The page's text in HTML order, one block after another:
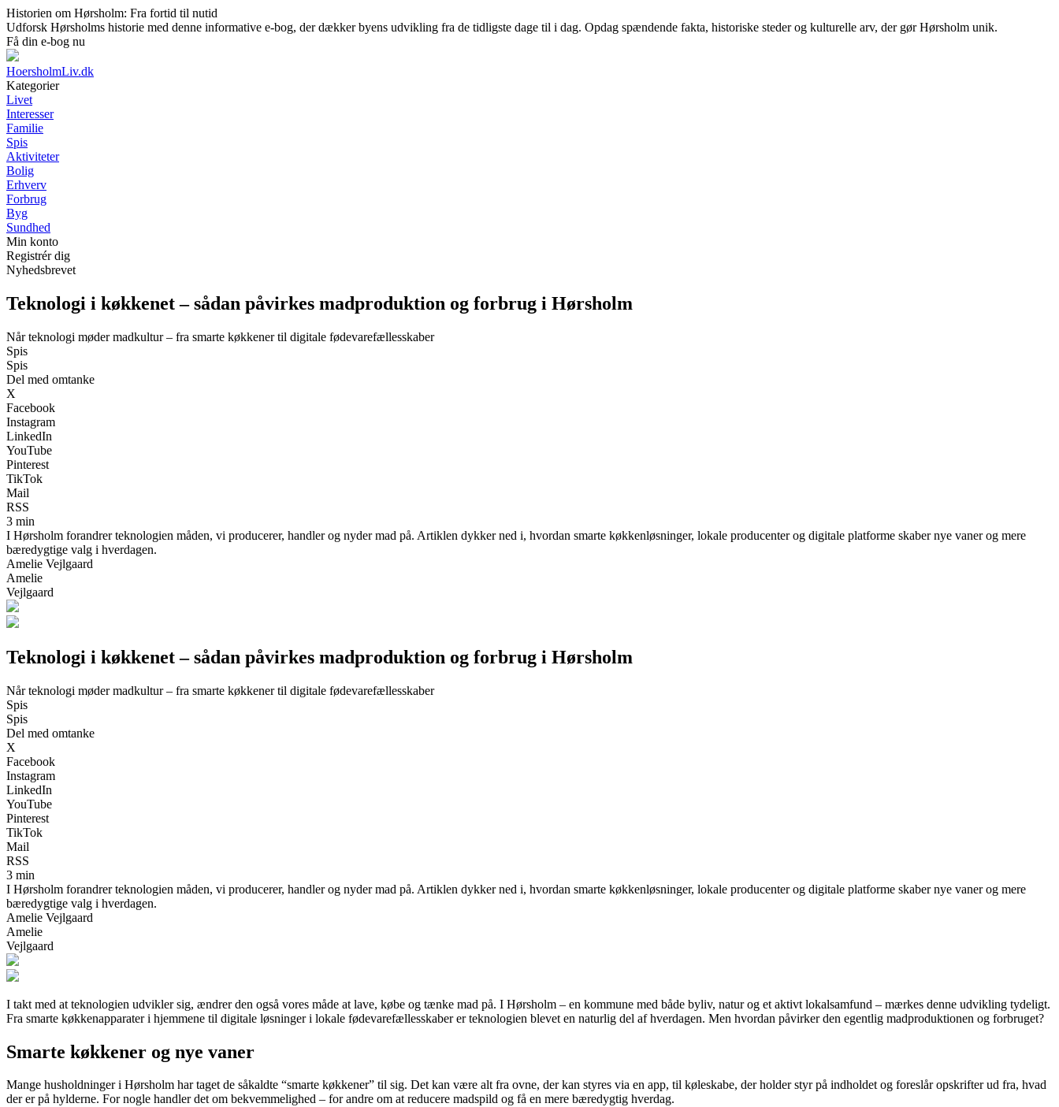
Historien om Hørsholm: Fra fortid til nutid
Udforsk Hørsholms historie med denne informative e-bog, der dækker byens udvikling fra de tidligste dage til i dag. Opdag spændende fakta, historiske steder og kulturelle arv, der gør Hørsholm unik.
Få din e-bog nu
HoersholmLiv.dk
Kategorier
Livet
Interesser
Familie
Spis
Aktiviteter
Bolig
Erhverv
Forbrug
Byg
Sundhed
Min konto
Registrér dig
Nyhedsbrevet
Teknologi i køkkenet – sådan påvirkes madproduktion og forbrug i Hørsholm
Når teknologi møder madkultur – fra smarte køkkener til digitale fødevarefællesskaber
Spis
Spis
Del med omtanke
X
Facebook
Instagram
LinkedIn
YouTube
Pinterest
TikTok
Mail
RSS
3 min
I Hørsholm forandrer teknologien måden, vi producerer, handler og nyder mad på. Artiklen dykker ned i, hvordan smarte køkkenløsninger, lokale producenter og digitale platforme skaber nye vaner og mere
bæredygtige valg i hverdagen.
Amelie Vejlgaard
Amelie
Vejlgaard
Teknologi i køkkenet – sådan påvirkes madproduktion og forbrug i Hørsholm
Når teknologi møder madkultur – fra smarte køkkener til digitale fødevarefællesskaber
Spis
Spis
Del med omtanke
X
Facebook
Instagram
LinkedIn
YouTube
Pinterest
TikTok
Mail
RSS
3 min
I Hørsholm forandrer teknologien måden, vi producerer, handler og nyder mad på. Artiklen dykker ned i, hvordan smarte køkkenløsninger, lokale producenter og digitale platforme skaber nye vaner og mere
bæredygtige valg i hverdagen.
Amelie Vejlgaard
Amelie
Vejlgaard
I takt med at teknologien udvikler sig, ændrer den også vores måde at lave, købe og tænke mad på. I Hørsholm – en kommune med både byliv, natur og et aktivt lokalsamfund – mærkes denne udvikling tydeligt.
Fra smarte køkkenapparater i hjemmene til digitale løsninger i lokale fødevarefællesskaber er teknologien blevet en naturlig del af hverdagen. Men hvordan påvirker den egentlig madproduktionen og forbruget?
Smarte køkkener og nye vaner
Mange husholdninger i Hørsholm har taget de såkaldte “smarte køkkener” til sig. Det kan være alt fra ovne, der kan styres via en app, til køleskabe, der holder styr på indholdet og foreslår opskrifter ud fra, hvad
der er på hylderne. For nogle handler det om bekvemmelighed – for andre om at reducere madspild og få en mere bæredygtig hverdag.